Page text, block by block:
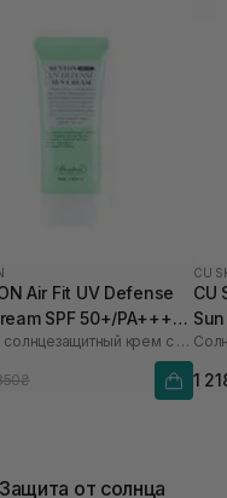
Air Fit UV Defense
SPF 50+/PA++++
Легкий солнцезащитный крем с центеллой
CU
CU
60
1
Защита от солнца